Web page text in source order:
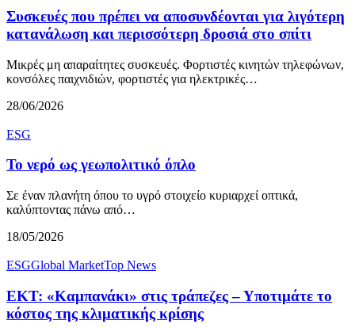
Συσκευές που πρέπει να αποσυνδέονται για λιγότερη
κατανάλωση και περισσότερη δροσιά στο σπίτι
Μικρές μη απαραίτητες συσκευές. Φορτιστές κινητών τηλεφώνων,
κονσόλες παιχνιδιών, φορτιστές για ηλεκτρικές…
28/06/2026
ESG
Το νερό ως γεωπολιτικό όπλο
Σε έναν πλανήτη όπου το υγρό στοιχείο κυριαρχεί οπτικά,
καλύπτοντας πάνω από…
18/05/2026
ESGGlobal MarketTop News
ΕΚΤ: «Καμπανάκι» στις τράπεζες – Υποτιμάτε το
κόστος της κλιματικής κρίσης